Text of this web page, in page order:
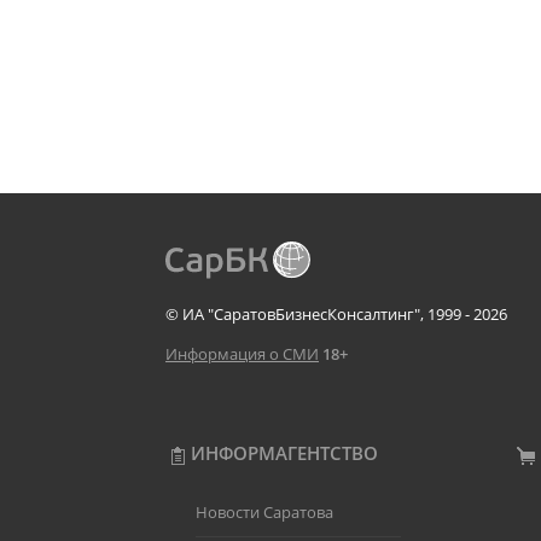
© ИА "СаратовБизнесКонсалтинг", 1999 - 2026
Информация о СМИ 18+
ИНФОРМАГЕНТСТВО
Новости Саратова